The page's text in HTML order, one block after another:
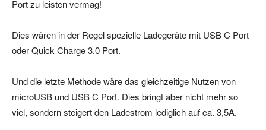
Port zu leisten vermag!
Dies wären in der Regel spezielle Ladegeräte mit USB C Port
oder Quick Charge 3.0 Port.
Und die letzte Methode wäre das gleichzeitige Nutzen von
microUSB und USB C Port. Dies bringt aber nicht mehr so
viel, sondern steigert den Ladestrom lediglich auf ca. 3,5A.